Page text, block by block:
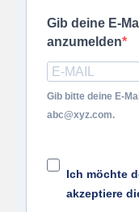
Gib deine E-
anzumelden
Gib bitte deine E-
abc@xyz.com.
Ich möchte
akzeptiere